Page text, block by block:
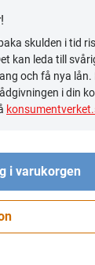
skulden i tid
kan leda till
och få nya lån.
i din
i varukorgen
till kassan